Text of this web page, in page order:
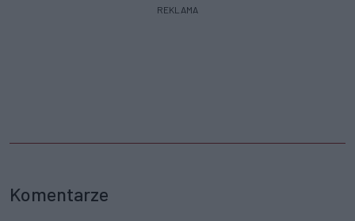
REKLAMA
Komentarze